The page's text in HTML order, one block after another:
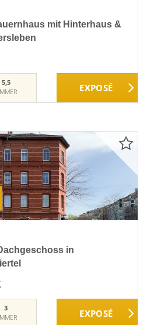
mit Hinterhaus &
5,5
in
3